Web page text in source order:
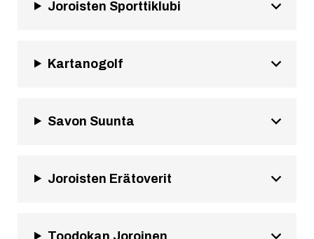
Joroisten Sporttiklubi
Kartanogolf
Savon Suunta
Joroisten Erätoverit
Toodokan Joroinen